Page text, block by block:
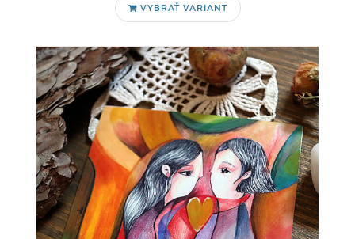
VYBRAŤ VARIANT